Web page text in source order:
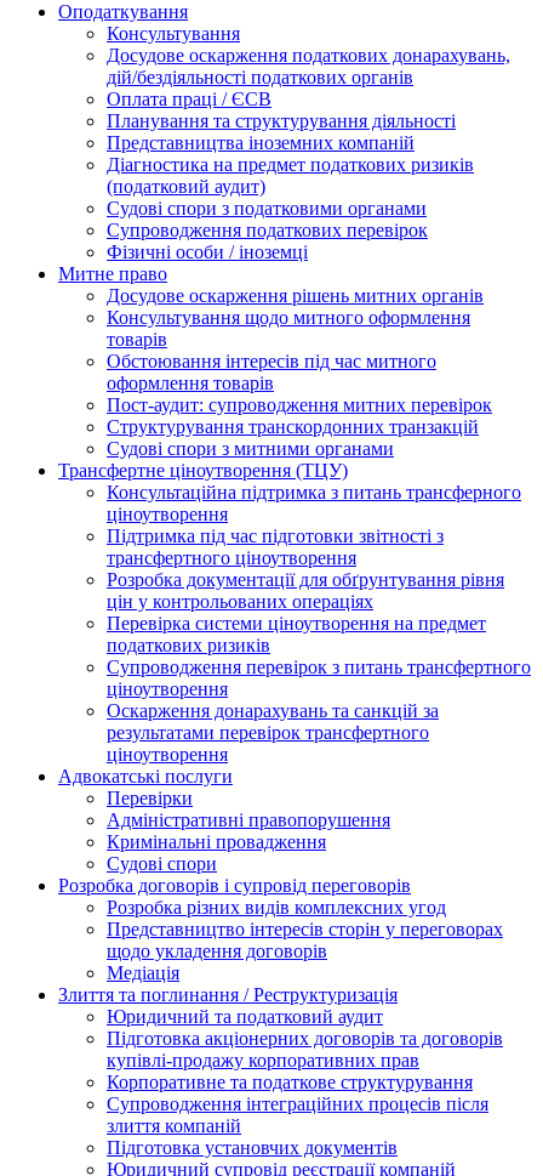
Оподаткування
Консультування
Досудове оскарження податкових донарахувань,
дій/бездіяльності податкових органів
Оплата праці / ЄСВ
Планування та структурування діяльності
Представництва іноземних компаній
Діагностика на предмет податкових ризиків
(податковий аудит)
Судові спори з податковими органами
Супроводження податкових перевірок
Фізичні особи / іноземці
Митне право
Досудове оскарження рішень митних органів
Консультування щодо митного оформлення
товарів
Обстоювання інтересів під час митного
оформлення товарів
Пост-аудит: супроводження митних перевірок
Структурування транскордонних транзакцій
Судові спори з митними органами
Трансфертне ціноутворення (ТЦУ)
Консультаційна підтримка з питань трансферного
ціноутворення
Підтримка під час підготовки звітності з
трансфертного ціноутворення
Розробка документації для обґрунтування рівня
цін у контрольованих операціях
Перевірка системи ціноутворення на предмет
податкових ризиків
Супроводження перевірок з питань трансфертного
ціноутворення
Оскарження донарахувань та санкцій за
результатами перевірок трансфертного
ціноутворення
Адвокатські послуги
Перевірки
Адміністративні правопорушення
Кримінальні провадження
Судові спори
Розробка договорів і супровід переговорів
Розробка різних видів комплексних угод
Представництво інтересів сторін у переговорах
щодо укладення договорів
Медіація
Злиття та поглинання / Реструктуризація
Юридичний та податковий аудит
Підготовка акціонерних договорів та договорів
купівлі-продажу корпоративних прав
Корпоративне та податкове структурування
Супроводження інтеграційних процесів після
злиття компаній
Підготовка установчих документів
Юридичний супровід реєстрації компаній